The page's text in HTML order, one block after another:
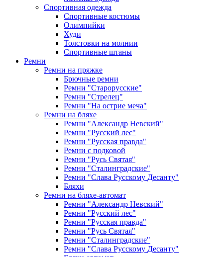
Спортивная одежда
Спортивные костюмы
Олимпийки
Худи
Толстовки на молнии
Спортивные штаны
Ремни
Ремни на пряжке
Брючные ремни
Ремни "Старорусские"
Ремни "Стрелец"
Ремни "На острие меча"
Ремни на бляхе
Ремни "Александр Невский"
Ремни "Русский лес"
Ремни "Русская правда"
Ремни с подковой
Ремни "Русь Святая"
Ремни "Сталинградские"
Ремни "Слава Русскому Десанту"
Бляхи
Ремни на бляхе-автомат
Ремни "Александр Невский"
Ремни "Русский лес"
Ремни "Русская правда"
Ремни "Русь Святая"
Ремни "Сталинградские"
Ремни "Слава Русскому Десанту"